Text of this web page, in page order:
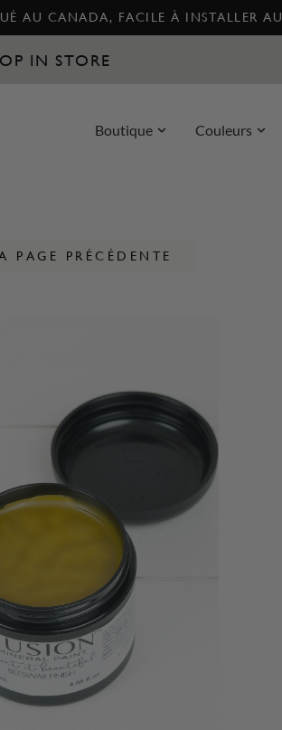
AU CANADA, FACILE À INSTALLER
IN STORE
Boutique Couleurs
PAGE PRÉCÉDENTE